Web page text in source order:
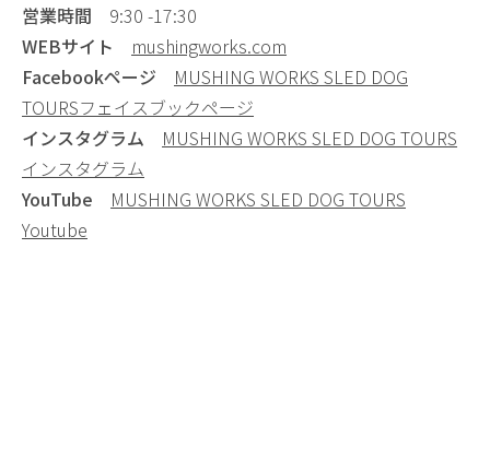
営業時間 9:30 -17:30
WEBサイト
mushingworks.com
Facebookページ
MUSHING WORKS SLED DOG
TOURSフェイスブックページ
インスタグラム
MUSHING WORKS SLED DOG TOURS
インスタグラム
YouTube
MUSHING WORKS SLED DOG TOURS
Youtube